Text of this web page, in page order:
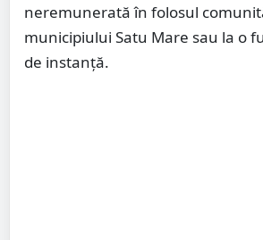
neremunerată în folosul
municipiului Satu Mare sau la o
de instanță.